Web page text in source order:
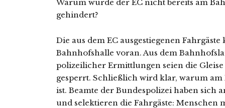
Warum wurde der EC nicht bereits am
gehindert?
Die aus dem EC ausgestiegenen
Bahnhofshalle voran. Aus dem
polizeilicher Ermittlungen seien die Gleise
gesperrt. Schließlich wird klar, warum am
ist. Beamte der Bundespolizei haben sich
und selektieren die Fahrgäste: